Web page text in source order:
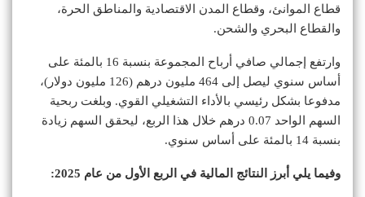
قطاع الموانئ، وقطاع المدن الاقتصادية والمناطق الحرة،
والقطاع البحري والشحن.
وارتفع إجمالي صافي أرباح المجموعة بنسبة 16 بالمئة على
أساس سنوي ليصل إلى 464 مليون درهم (126 مليون دولار)،
مدفوعا بشكل رئيسي بالأداء التشغيلي القوي. وبلغت ربحية
السهم الواحد 0.07 درهم خلال هذا الربع، ليحقق السهم زيادة
بنسبة 14 بالمئة على أساس سنوي.
وفيما يلي أبرز النتائج المالية في الربع الأول من عام 2025: